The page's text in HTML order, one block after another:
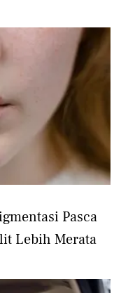
Pasca
Lebih Merata